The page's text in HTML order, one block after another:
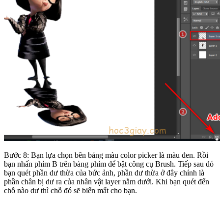
Bước 8: Bạn lựa chọn bên bảng màu color picker là màu đen. Rồi
bạn nhấn phím B trên bàng phím để bật công cụ Brush. Tiếp sau đó
bạn quét phần dư thừa của bức ảnh, phần dư thừa ở đây chính là
phần chân bị dư ra của nhân vật layer nằm dưới. Khi bạn quét đến
chỗ nào dư thì chỗ đó sẽ biến mất cho bạn.